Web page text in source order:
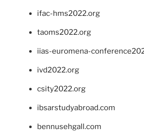
ifac-hms2022.org
taoms2022.org
iias-euromena-
ivd2022.org
csity2022.org
ibsarstudyabroad.com
bennusehgall.com